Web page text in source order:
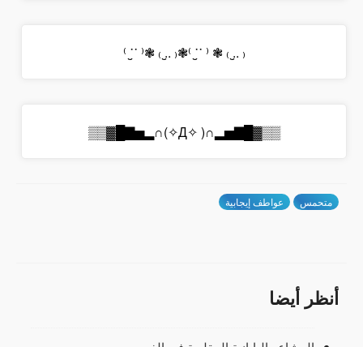
₍ ..̮ ₎ ❃ ⁽ ˙˙̮ ⁾❃₍ ..̮ ₎ ❃⁽ ˙˙̮ ⁾
▒▒▓█▇▅▂∩( ✧Д✧)∩▂▅▇█▓▒▒
متحمس عواطف إيجابية
أنظر أيضا